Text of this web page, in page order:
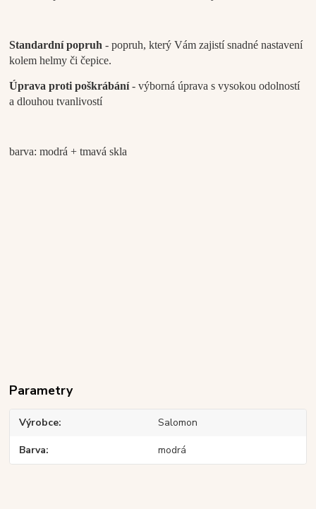
Standardní popruh- popruh, který Vám zajistí snadné nastavení
kolem helmy či čepice.
Úprava proti poškrábání- výborná úprava s vysokou odolností
a dlouhou tvanlivostí
barva: modrá + tmavá skla
Parametry
Výrobce Salomon
Barva modrá